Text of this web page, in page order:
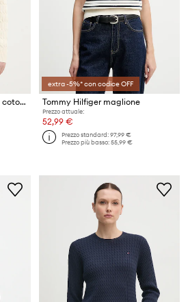
Tommy Hilfiger maglione in cotone
extra -5%* con codice OFF
Tommy Hilfiger maglione
Prezzo attuale:
52,99 €
Prezzo standard:97,99 €
Prezzo più basso:55,99 €